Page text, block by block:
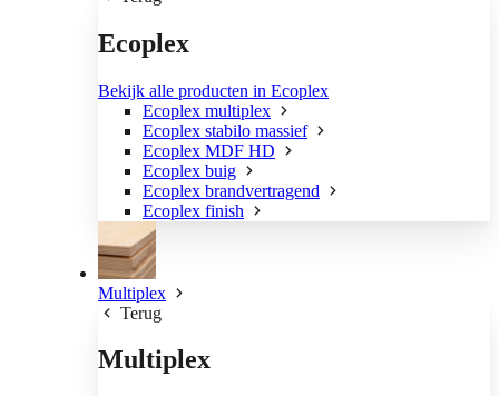
Ecoplex
Bekijk alle producten in Ecoplex
Ecoplex multiplex
Ecoplex stabilo massief
Ecoplex MDF HD
Ecoplex buig
Ecoplex brandvertragend
Ecoplex finish
Multiplex
Terug
Multiplex